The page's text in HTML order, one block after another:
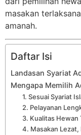
masakan
amanah.
Daftar Isi
Landasan Syariat
Mengapa Memilih
1. Sesuai Syariat
2. Pelayanan
3. Kualitas Hewan
4. Masakan